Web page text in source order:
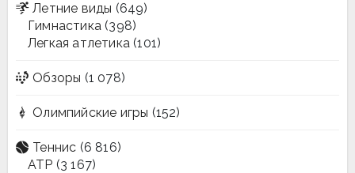
Летние виды (649)
Гимнастика (398)
Легкая атлетика (101)
Обзоры (1 078)
Олимпийские игры (152)
Теннис (6 816)
ATP (3 167)